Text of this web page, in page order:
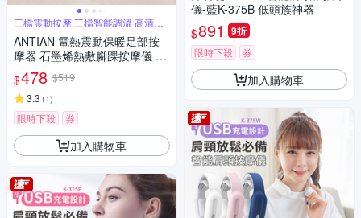
三檔震動按摩 三檔智能調溫 高清智
能顯屏
ANTIAN 電熱震動保暖足部按
摩器 石墨烯熱敷腳踝按摩儀 腳
踝關節發熱按摩放鬆器
$478 $519
3.3 (1)
限時下殺 券
加入購物車
儀-藍K-375B 低頭族神器
$891 9折
限時下殺 券
加入購物車